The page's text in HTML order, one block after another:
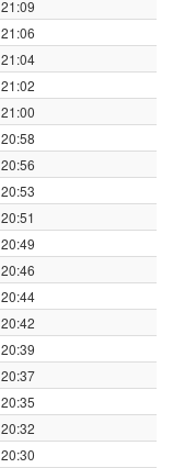
21:09
21:06
21:04
21:02
21:00
20:58
20:56
20:53
20:51
20:49
20:46
20:44
20:42
20:39
20:37
20:35
20:32
20:30